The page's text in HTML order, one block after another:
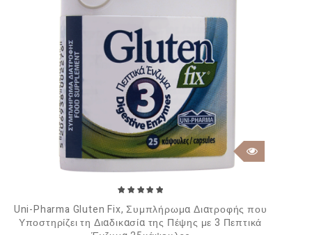
Uni-Pharma Gluten Fix, Συμπλήρωμα Διατροφής που
Υποστηρίζει τη Διαδικασία της Πέψης με 3 Πεπτικά